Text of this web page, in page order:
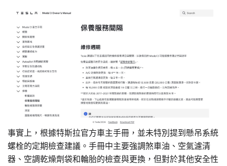
事實上，根據特斯拉官方車主手冊，並未特別提到懸吊系統
螺栓的定期檢查建議。手冊中主要強調煞車油、空氣濾清
器、空調乾燥劑袋和輪胎的檢查與更換，但對於其他安全性